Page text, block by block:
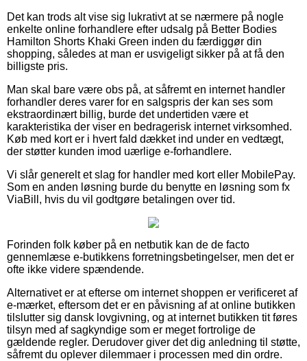
Det kan trods alt vise sig lukrativt at se nærmere på nogle
enkelte online forhandlere efter udsalg på Better Bodies
Hamilton Shorts Khaki Green inden du færdiggør din
shopping, således at man er usvigeligt sikker på at få den
billigste pris.
Man skal bare være obs på, at såfremt en internet handler
forhandler deres varer for en salgspris der kan ses som
ekstraordinært billig, burde det undertiden være et
karakteristika der viser en bedragerisk internet virksomhed.
Køb med kort er i hvert fald dækket ind under en vedtægt,
der støtter kunden imod uærlige e-forhandlere.
Vi slår generelt et slag for handler med kort eller MobilePay.
Som en anden løsning burde du benytte en løsning som fx
ViaBill, hvis du vil godtgøre betalingen over tid.
Forinden folk køber på en netbutik kan de de facto
gennemlæse e-butikkens forretningsbetingelser, men det er
ofte ikke videre spændende.
Alternativet er at efterse om internet shoppen er verificeret af
e-mærket, eftersom det er en påvisning af at online butikken
tilslutter sig dansk lovgivning, og at internet butikken tit føres
tilsyn med af sagkyndige som er meget fortrolige de
gældende regler. Derudover giver det dig anledning til støtte,
såfremt du oplever dilemmaer i processen med din ordre.